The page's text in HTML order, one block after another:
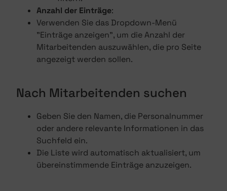
Anzahl der Einträge:
Verwenden Sie das Dropdown-Menü
"Einträge anzeigen", um die Anzahl der
Mitarbeitenden auszuwählen, die pro Seite
angezeigt werden sollen.
Nach Mitarbeitenden suchen
Geben Sie den Namen, die Personalnummer
oder andere relevante Informationen in das
Suchfeld ein.
Die Liste wird automatisch aktualisiert, um
übereinstimmende Einträge anzuzeigen.